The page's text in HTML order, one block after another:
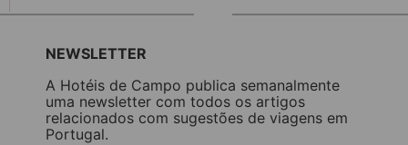
NEWSLETTER
A Hotéis de Campo publica semanalmente
uma newsletter com todos os artigos
relacionados com sugestões de viagens em
Portugal.